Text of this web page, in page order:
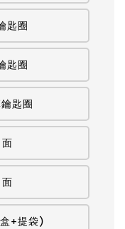
匙圈
匙圈
匙圈
+提袋)